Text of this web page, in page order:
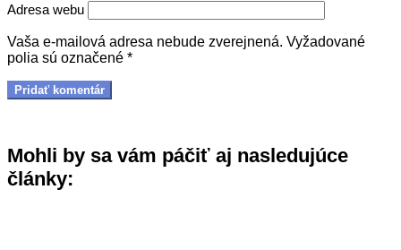
Adresa webu
Vaša e-mailová adresa nebude zverejnená. Vyžadované
polia sú označené *
Mohli by sa vám páčiť aj nasledujúce
články: